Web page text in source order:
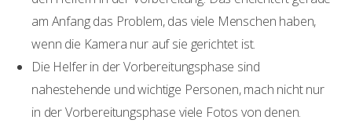
am Anfang das Problem, das viele Menschen haben,
wenn die Kamera nur auf sie gerichtet ist.
Die Helfer in der Vorbereitungsphase sind
nahestehende und wichtige Personen, mach nicht nur
in der Vorbereitungsphase viele Fotos von denen.